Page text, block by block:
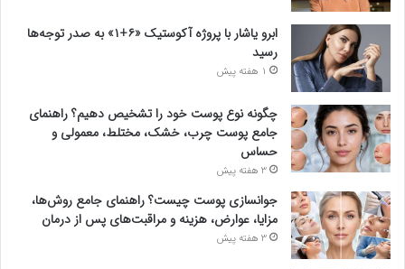
ابرو یاشار با پروژه آکوستیک «۶+۱» به صدر توجه‌ها
رسید
1 هفته پیش
چگونه نوع پوست خود را تشخیص دهیم؟ راهنمای
جامع پوست چرب، خشک، مختلط، معمولی و
حساس
3 هفته پیش
جوانسازی پوست چیست؟ راهنمای جامع روش‌ها،
مزایا، عوارض، هزینه و مراقبت‌های پس از درمان
3 هفته پیش